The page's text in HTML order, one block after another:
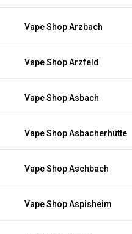
Vape Shop Arzbach
Vape Shop Arzfeld
Vape Shop Asbach
Vape Shop Asbacherhütte
Vape Shop Aschbach
Vape Shop Aspisheim